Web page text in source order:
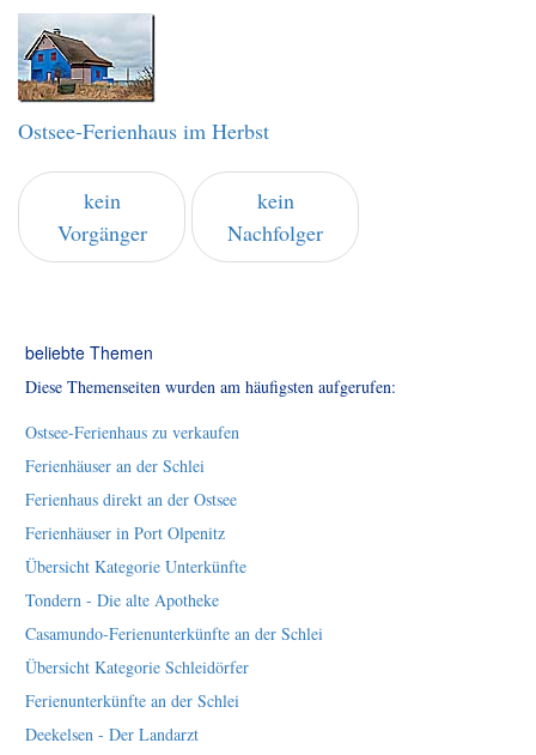
Ostsee-Ferienhaus im Herbst
kein
Vorgänger
kein
Nachfolger
beliebte Themen
Diese Themenseiten wurden am häufigsten aufgerufen:
Ostsee-Ferienhaus zu verkaufen
Ferienhäuser an der Schlei
Ferienhaus direkt an der Ostsee
Ferienhäuser in Port Olpenitz
Übersicht Kategorie Unterkünfte
Tondern - Die alte Apotheke
Casamundo-Ferienunterkünfte an der Schlei
Übersicht Kategorie Schleidörfer
Ferienunterkünfte an der Schlei
Deekelsen - Der Landarzt